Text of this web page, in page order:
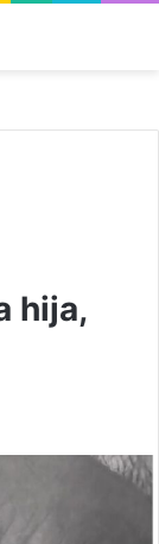
hija,